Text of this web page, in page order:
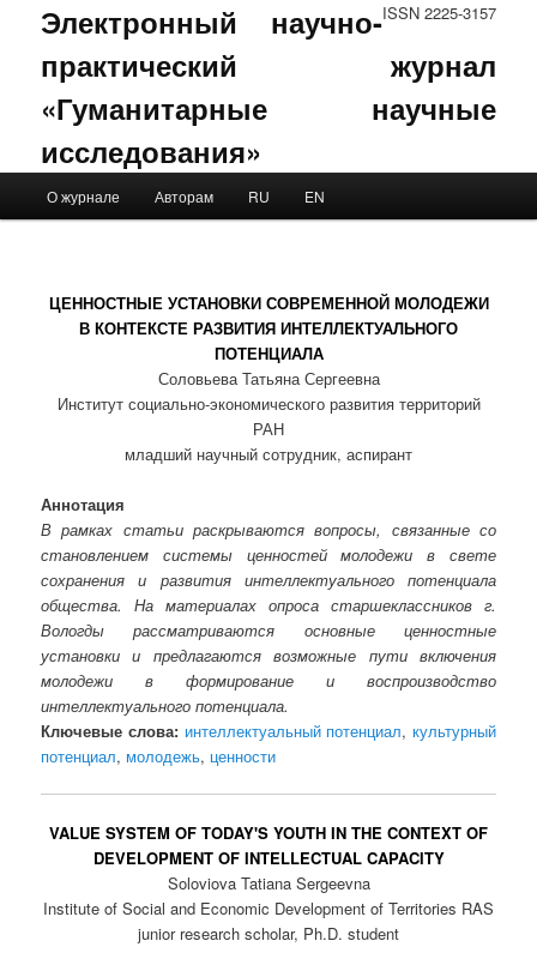
ISSN 2225-3157
Электронный научно-
практический журнал
«Гуманитарные научные
исследования»
Skip to primary content
Skip to secondary content
О журнале Авторам RU EN
ЦЕННОСТНЫЕ УСТАНОВКИ СОВРЕМЕННОЙ МОЛОДЕЖИ
В КОНТЕКСТЕ РАЗВИТИЯ ИНТЕЛЛЕКТУАЛЬНОГО
ПОТЕНЦИАЛА
Соловьева Татьяна Сергеевна
Институт социально-экономического развития территорий
РАН
младший научный сотрудник, аспирант
Аннотация
В рамках статьи раскрываются вопросы, связанные со
становлением системы ценностей молодежи в свете
сохранения и развития интеллектуального потенциала
общества. На материалах опроса старшеклассников г.
Вологды рассматриваются основные ценностные
установки и предлагаются возможные пути включения
молодежи в формирование и воспроизводство
интеллектуального потенциала.
Ключевые слова: интеллектуальный потенциал, культурный
потенциал, молодежь, ценности
VALUE SYSTEM OF TODAY'S YOUTH IN THE CONTEXT OF
DEVELOPMENT OF INTELLECTUAL CAPACITY
Soloviova Tatiana Sergeevna
Institute of Social and Economic Development of Territories RAS
junior research scholar, Ph.D. student